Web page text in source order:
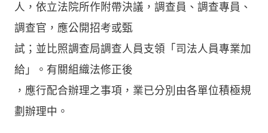
人，依立法院所作附帶決議，調查員、調查專員、
調查官，應公開招考或甄
試；並比照調查局調查人員支領「司法人員專業加
給」。有關組織法修正後
，應行配合辦理之事項，業已分別由各單位積極規
劃辦理中。